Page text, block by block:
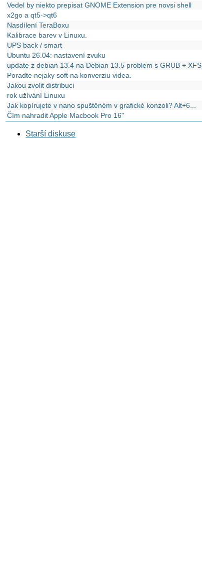
Vedel by niekto prepisat GNOME Extension pre novsi shell
x2go a qt5->qt6
Nasdílení TeraBoxu
Kalibrace barev v Linuxu.
UPS back / smart
Ubuntu 26.04: nastavení zvuku
update z debian 13.4 na Debian 13.5 problem s GRUB + XFS
Poradte nejaky soft na konverziu videa.
Jakou zvolit distribuci
rok užívání Linuxu
Jak kopírujete v nano spuštěném v grafické konzoli? Alt+6...
Čím nahradit Apple Macbook Pro 16"
Starší diskuse